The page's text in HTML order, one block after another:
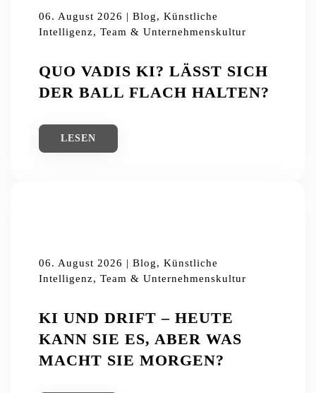
06. August 2026 | Blog, Künstliche
Intelligenz, Team & Unternehmenskultur
QUO VADIS KI? LÄSST SICH
DER BALL FLACH HALTEN?
LESEN
06. August 2026 | Blog, Künstliche
Intelligenz, Team & Unternehmenskultur
KI UND DRIFT – HEUTE
KANN SIE ES, ABER WAS
MACHT SIE MORGEN?